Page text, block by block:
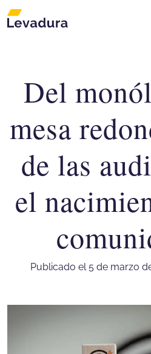
Agencia de
Del
mesa
de las
el
Publicado el 5 de marzo